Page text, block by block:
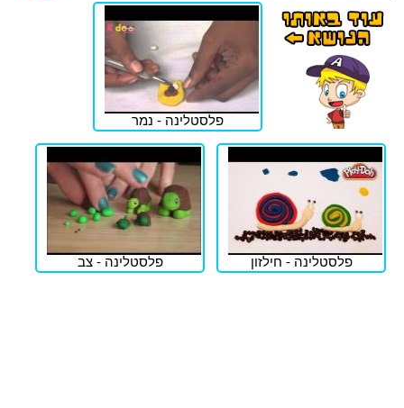
פלסטלינה - נמר
פלסטלינה - חילזון פלסטלינה - צב